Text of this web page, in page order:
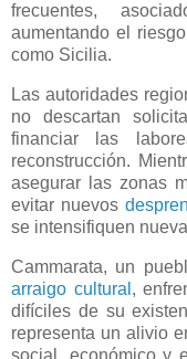
frecuentes,
aumentando el
como Sicilia.
Las autoridades
no descartan
financiar las
reconstrucción.
asegurar las zonas
evitar nuevos
se intensifiquen
Cammarata, un
arraigo cultural ,
difíciles de su
representa un alivio
social, económico y